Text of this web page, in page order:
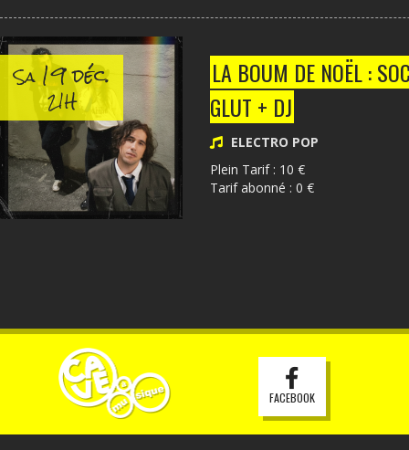
Sa19 déc.
21H
LA BOUM DE NOËL :
GLUT + DJ
ELECTRO POP
Plein Tarif : 10 €
Tarif abonné : 0 €
FACEBOOK